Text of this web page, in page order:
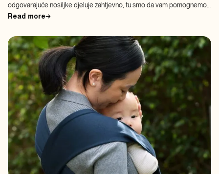
odgovarajuće nosiljke djeluje zahtjevno, tu smo da vam pomognemo!
Nosiljke […]
Read more→